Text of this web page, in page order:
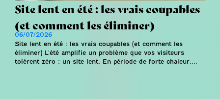
Site lent en été : les vrais coupables
(et comment les éliminer)
06/07/2026
Site lent en été : les vrais coupables (et comment les
éliminer) L'été amplifie un problème que vos visiteurs
tolèrent zéro : un site lent. En période de forte chaleur,...